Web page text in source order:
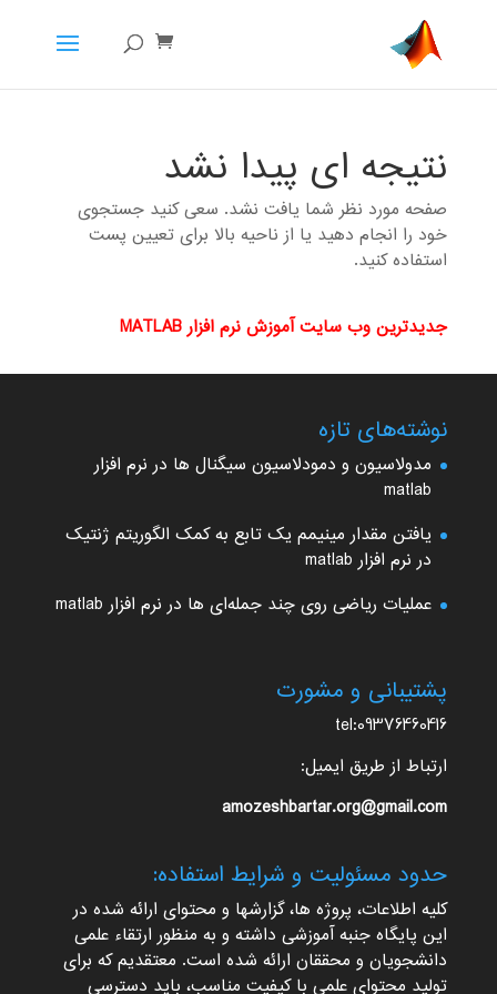
نتیجه ای پیدا نشد
صفحه مورد نظر شما یافت نشد. سعی کنید جستجوی
خود را انجام دهید یا از ناحیه بالا برای تعیین پست
استفاده کنید.
جدیدترین وب سایت آموزش نرم افزار MATLAB
نوشته‌های تازه
مدولاسیون و دمودلاسیون سیگنال ها در نرم افزار
matlab
یافتن مقدار مینیمم یک تابع به کمک الگوریتم ژنتیک
در نرم افزار matlab
عملیات ریاضی روی چند جمله‌ای ها در نرم افزار matlab
پشتیبانی و مشورت
tel:09376460416
ارتباط از طریق ایمیل:
amozeshbartar.org@gmail.com
حدود مسئولیت و شرایط استفاده:
کلیه اطلاعات، پروژه ها، گزارشها و محتوای ارائه شده در
این پایگاه جنبه آموزشی داشته و به منظور ارتقاء علمی
دانشجویان و محققان ارائه شده است. معتقدیم که برای
تولید محتوای علمی با کیفیت مناسب، باید دسترسی